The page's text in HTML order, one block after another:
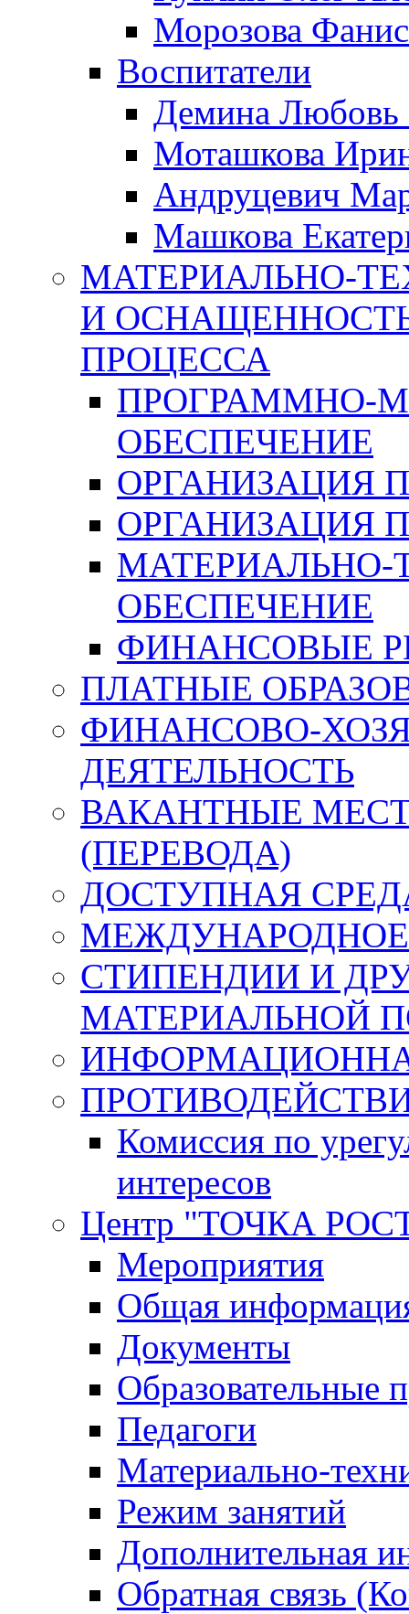
Морозова
Воспитатели
Демина Любовь
Моташкова
Андруцевич
Машкова
МАТЕРИАЛЬНО-
И
ПРОЦЕССА
ПРОГРАММНО-
ОБЕСПЕЧЕНИЕ
ОРГАНИЗАЦИЯ
ОРГАНИЗАЦИЯ
МАТЕРИАЛЬНО-
ОБЕСПЕЧЕНИЕ
ФИНАНСОВЫЕ
ПЛАТНЫЕ
ФИНАНСОВО-
ДЕЯТЕЛЬНОСТЬ
ВАКАНТНЫЕ
(ПЕРЕВОДА)
ДОСТУПНАЯ
СТИПЕНДИИ И
МАТЕРИАЛЬНОЙ
Комиссия по
интересов
Центр "ТОЧКА
Мероприятия
Общая
Документы
Образовательные
Педагоги
Материально-
Режим занятий
Дополнительная
Обратная связь